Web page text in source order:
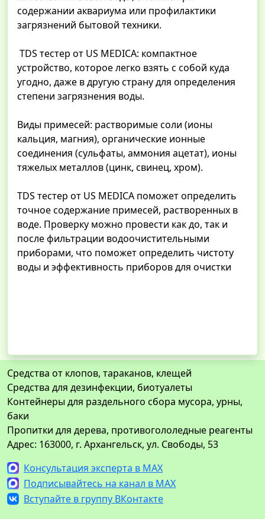
содержании аквариума или профилактики
загрязнений бытовой техники.
TDS тестер от US MEDICA: компактное
устройство, которое легко взять с собой куда
угодно, даже в другую страну для определения
степени загрязнения воды.
Виды примесей: растворимые соли (ионы
кальция, магния), органические ионные
соединения (сульфаты, аммония ацетат), ионы
тяжелых металлов (цинк, свинец, хром).
TDS тестер от US MEDICA поможет определить
точное содержание примесей, растворенных в
воде. Проверку можно провести как до, так и
после фильтрации водоочистительными
приборами, что поможет определить чистоту
воды и эффективность приборов для очистки
Средства от клопов, тараканов, клещей
Средства для дезинфекции, биотуалеты
Контейнеры для раздельного сбора мусора, урны,
баки
Пропитки для дерева, противогололедные реагенты
Адрес: 163000, г. Архангельск, ул. Свободы, 53
Консультация эксперта в MAX
Подписывайтесь на канал в MAX
Вступайте в группу ВКонтакте